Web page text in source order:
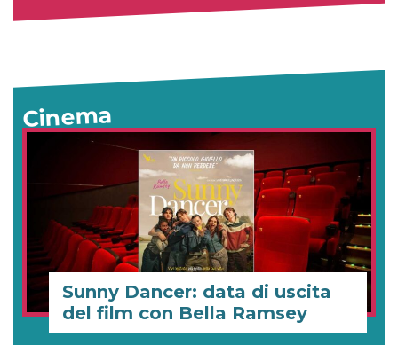
Cinema
Sunny Dancer: data di uscita
del film con Bella Ramsey